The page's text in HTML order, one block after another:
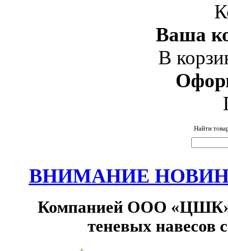
Ваша
В
Найти
ВНИМАНИЕ
Компанией ООО «ЦШК»
теневых навесов